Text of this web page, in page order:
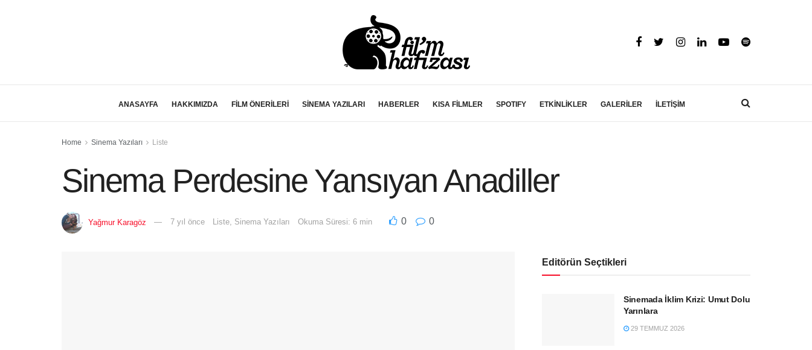
ANASAYFA HAKKIMIZDA FİLM ÖNERİLERİ SİNEMA YAZILARI HABERLER KISA FİLMLER SPOTIFY ETKİNLİKLER GALERİLER İLETİŞİM
Home Sinema Yazıları Liste
Sinema Perdesine Yansıyan Anadiller
Yağmur Karagöz 7 yıl önce Liste, Sinema Yazıları Okuma Süresi: 6 min 0 0
Editörün Seçtikleri
Sinemada İklim Krizi: Umut Dolu
Yarınlara
29 TEMMUZ 2026